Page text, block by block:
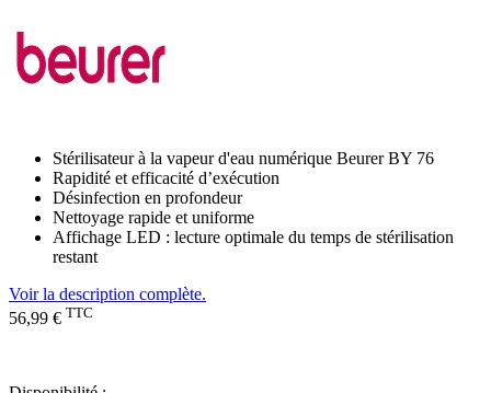
Stérilisateur à la vapeur d'eau numérique Beurer BY 76
Rapidité et efficacité d’exécution
Désinfection en profondeur
Nettoyage rapide et uniforme
Affichage LED : lecture optimale du temps de stérilisation
restant
Voir la description complète.
56,99 € TTC